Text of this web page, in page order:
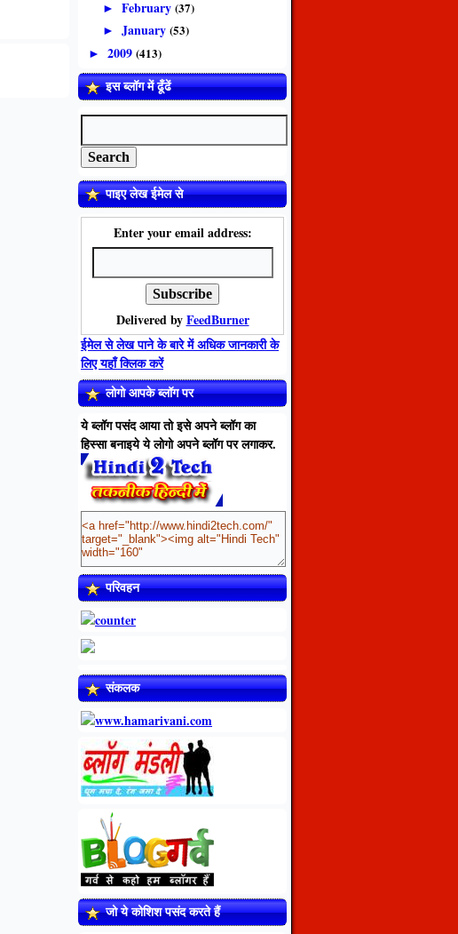
► February (37)
► January (53)
► 2009 (413)
इस ब्लॉग में ढूँढें
पाइए लेख ईमेल से
Enter your email address:
Delivered byFeedBurner
ईमेल से लेख पाने के बारे में अधिक जानकारी के
लिए यहाँ क्लिक करें
लोगो आपके ब्लॉग पर
ये ब्लॉग पसंद आया तो इसे अपने ब्लॉग का
हिस्सा बनाइये ये लोगो अपने ब्लॉग पर लगाकर.
परिवहन
संकलक
जो ये कोशिश पसंद करते हैं